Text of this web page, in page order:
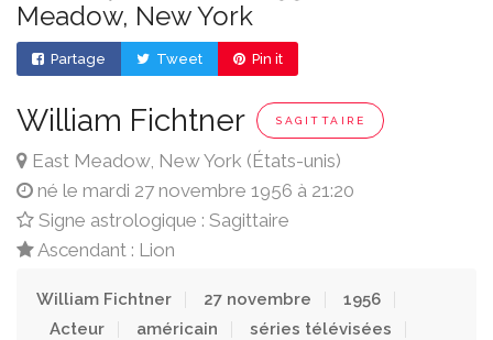
Meadow, New York
Partage Tweet Pin it
William Fichtner SAGITTAIRE
East Meadow, New York (États-unis)
né le mardi 27 novembre 1956 à 21:20
Signe astrologique : Sagittaire
Ascendant : Lion
William Fichtner 27 novembre
1956
Acteur
américain
séries télévisées